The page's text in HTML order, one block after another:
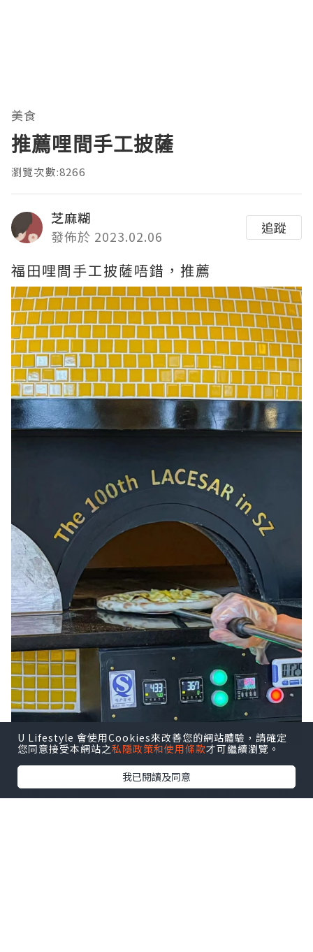
美食
推薦哩間手工披薩
瀏覽次數:8266
芝麻糊
發佈於 2023.02.06
追蹤
福田哩間手工披薩唔錯，推薦
U Lifestyle 會使用Cookies來改善您的網站體驗，請確定
您同意接受本網站之私隱政策和使用條款才可繼續瀏覽。
我已閱讀及同意